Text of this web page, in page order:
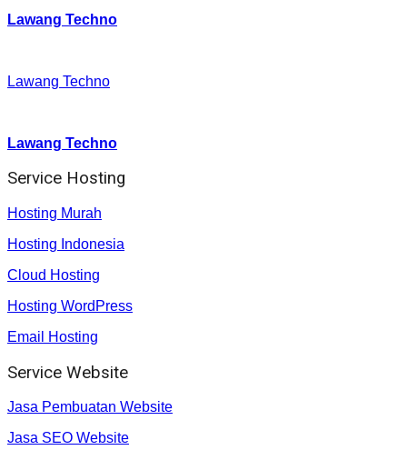
Lawang Techno
Lawang Techno
Lawang Techno
Service Hosting
Hosting Murah
Hosting Indonesia
Cloud Hosting
Hosting WordPress
Email Hosting
Service Website
Jasa Pembuatan Website
Jasa SEO Website